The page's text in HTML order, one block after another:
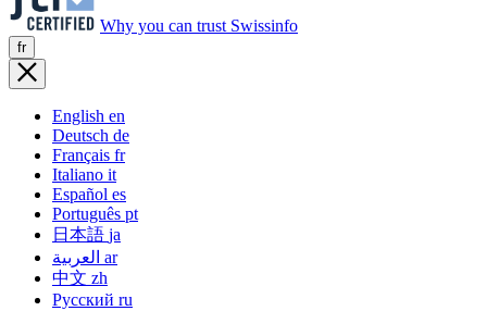
Why you can trust Swissinfo
fr
English en
Deutsch de
Français fr
Italiano it
Español es
Português pt
日本語 ja
ar
中文 zh
Русский ru